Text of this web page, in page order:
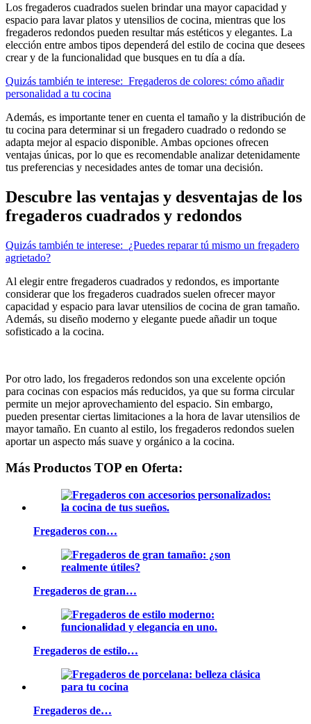
Los fregaderos cuadrados suelen brindar una mayor capacidad y
espacio para lavar platos y utensilios de cocina, mientras que los
fregaderos redondos pueden resultar más estéticos y elegantes. La
elección entre ambos tipos dependerá del estilo de cocina que desees
crear y de la funcionalidad que busques en tu día a día.
Quizás también te interese: Fregaderos de colores: cómo añadir
personalidad a tu cocina
Además, es importante tener en cuenta el tamaño y la distribución de
tu cocina para determinar si un fregadero cuadrado o redondo se
adapta mejor al espacio disponible. Ambas opciones ofrecen
ventajas únicas, por lo que es recomendable analizar detenidamente
tus preferencias y necesidades antes de tomar una decisión.
Descubre las ventajas y desventajas de los
fregaderos cuadrados y redondos
Quizás también te interese: ¿Puedes reparar tú mismo un fregadero
agrietado?
Al elegir entre fregaderos cuadrados y redondos, es importante
considerar que los fregaderos cuadrados suelen ofrecer mayor
capacidad y espacio para lavar utensilios de cocina de gran tamaño.
Además, su diseño moderno y elegante puede añadir un toque
sofisticado a la cocina.
Por otro lado, los fregaderos redondos son una excelente opción
para cocinas con espacios más reducidos, ya que su forma circular
permite un mejor aprovechamiento del espacio. Sin embargo,
pueden presentar ciertas limitaciones a la hora de lavar utensilios de
mayor tamaño. En cuanto al estilo, los fregaderos redondos suelen
aportar un aspecto más suave y orgánico a la cocina.
Más Productos TOP en Oferta:
Fregaderos con…
Fregaderos de gran…
Fregaderos de estilo…
Fregaderos de…